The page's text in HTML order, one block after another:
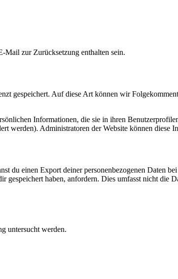
Mail zur Zurücksetzung enthalten sein.
gespeichert. Auf diese Art können wir
Informationen, die sie in ihren
werden). Administratoren der Website können diese
du einen Export deiner personenbezogenen Daten
haben, anfordern. Dies umfasst nicht die
untersucht werden.